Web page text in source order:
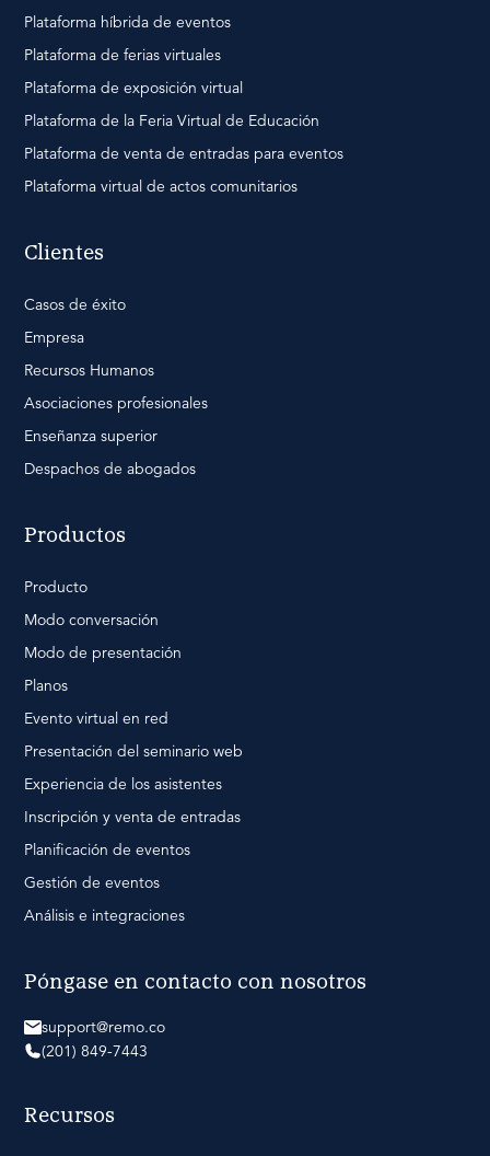
Plataforma híbrida de eventos
Plataforma de ferias virtuales
Plataforma de exposición virtual
Plataforma de la Feria Virtual de Educación
Plataforma de venta de entradas para eventos
Plataforma virtual de actos comunitarios
Clientes
Casos de éxito
Empresa
Recursos Humanos
Asociaciones profesionales
Enseñanza superior
Despachos de abogados
Productos
Producto
Modo conversación
Modo de presentación
Planos
Evento virtual en red
Presentación del seminario web
Experiencia de los asistentes
Inscripción y venta de entradas
Planificación de eventos
Gestión de eventos
Análisis e integraciones
Póngase en contacto con nosotros
support@remo.co
(201) 849-7443
Recursos